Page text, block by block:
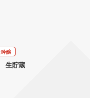
醸
生貯蔵